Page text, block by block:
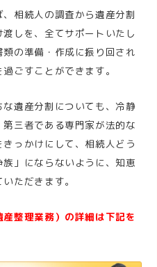
相続人の調査から遺産分割
しを、全てサポートいたし
の準備・作成に振り回され
ごすことができます。
遺産分割についても、冷静
三者である専門家が法的な
っかけにして、相続人どう
」にならないように、知恵
ただきます。
整理業務）の詳細は下記を